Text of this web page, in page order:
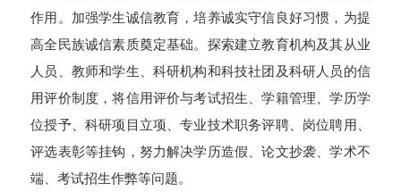
作用。加强学生诚信教育，培养诚实守信良好习惯，为提
高全民族诚信素质奠定基础。探索建立教育机构及其从业
人员、教师和学生、科研机构和科技社团及科研人员的信
用评价制度，将信用评价与考试招生、学籍管理、学历学
位授予、科研项目立项、专业技术职务评聘、岗位聘用、
评选表彰等挂钩，努力解决学历造假、论文抄袭、学术不
端、考试招生作弊等问题。